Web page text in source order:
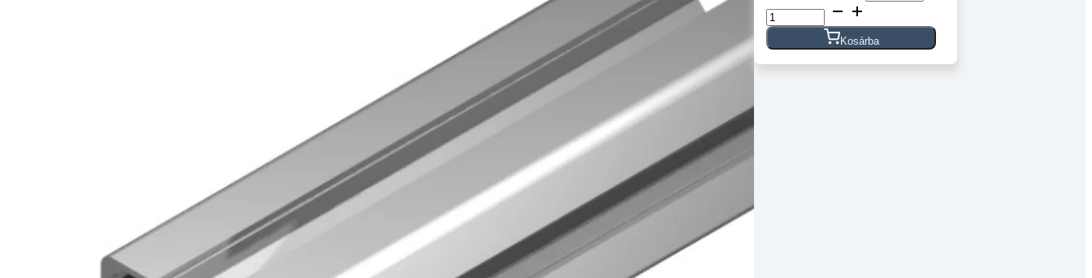
Kérdése van termékkel kapcsolatban?
Keressen minket bizalommal ezen a telefonszámon:
Aluprofil
-
-
méretre
Kosárba